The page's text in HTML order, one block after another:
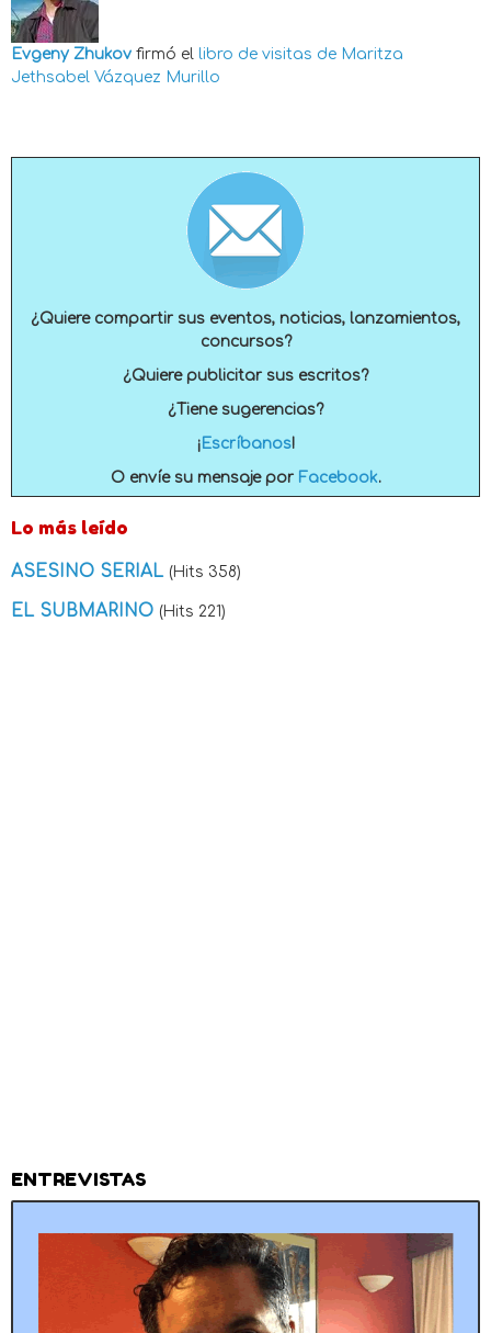
Evgeny Zhukov firmó el libro de visitas de Maritza
Jethsabel Vázquez Murillo
¿Quiere compartir sus eventos, noticias, lanzamientos,
concursos?
¿Quiere publicitar sus escritos?
¿Tiene sugerencias?
¡ Escríbanos!
O envíe su mensaje por Facebook.
Lo más leído
ASESINO SERIAL (Hits 358)
EL SUBMARINO (Hits 221)
ENTREVISTAS